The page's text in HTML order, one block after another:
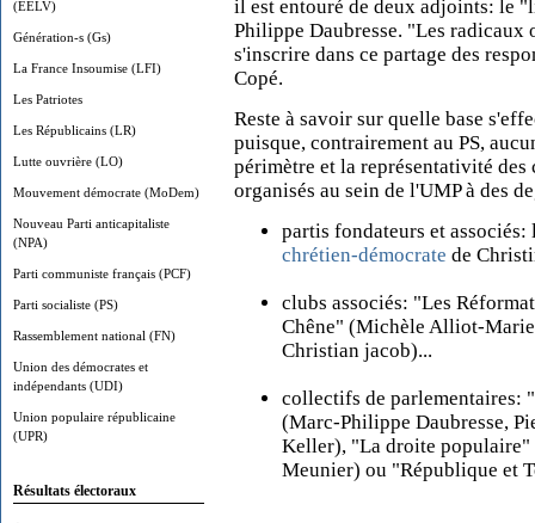
(EELV)
Génération-s (Gs)
La France Insoumise (LFI)
Les Patriotes
Les Républicains (LR)
Lutte ouvrière (LO)
Mouvement démocrate (MoDem)
Nouveau Parti anticapitaliste
(NPA)
Parti communiste français (PCF)
Parti socialiste (PS)
Rassemblement national (FN)
Union des démocrates et
indépendants (UDI)
Union populaire républicaine
(UPR)
Résultats électoraux
il est entouré de deux adjoints: le
Philippe Daubresse. "Les
s'inscrire dans ce partage des
Copé.
Reste à savoir sur quelle base
puisque, contrairement au PS,
périmètre et la représentativité des
organisés au sein de l'UMP à des
partis fondateurs et
chrétien-démocrate de
clubs associés: "Les
Chêne" (Michèle Alliot-
Christian jacob)...
collectifs de parlementaires:
(Marc-Philippe Daubresse,
Keller), "La droite
Meunier) ou "République et